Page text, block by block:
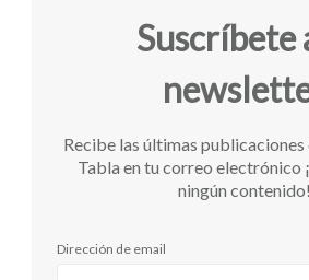
Suscríbete
Recibe las últimas publicaciones
Tabla en tu correo electrónico
ningún contenido!
Dirección de email